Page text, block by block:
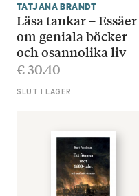
TATJANA BRANDT
Läsa tankar – Essäer
om geniala böcker
och osannolika liv
€30.40
SLUT I LAGER